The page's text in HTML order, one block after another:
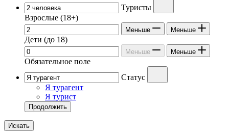
Туристы
Взрослые (18+)
Меньше Меньше
Дети (до 18)
Меньше Меньше
Обязательное поле
Статус
Я турагент
Я турист
Продолжить
Искать